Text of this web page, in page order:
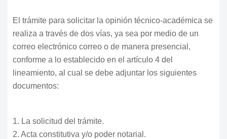
El trámite para solicitar la opinión técnico-académica se
realiza a través de dos vías, ya sea por medio de un
correo electrónico correo o de manera presencial,
conforme a lo establecido en el artículo 4 del
lineamiento, al cual se debe adjuntar los siguientes
documentos:
1. La solicitud del trámite.
2. Acta constitutiva y/o poder notarial.